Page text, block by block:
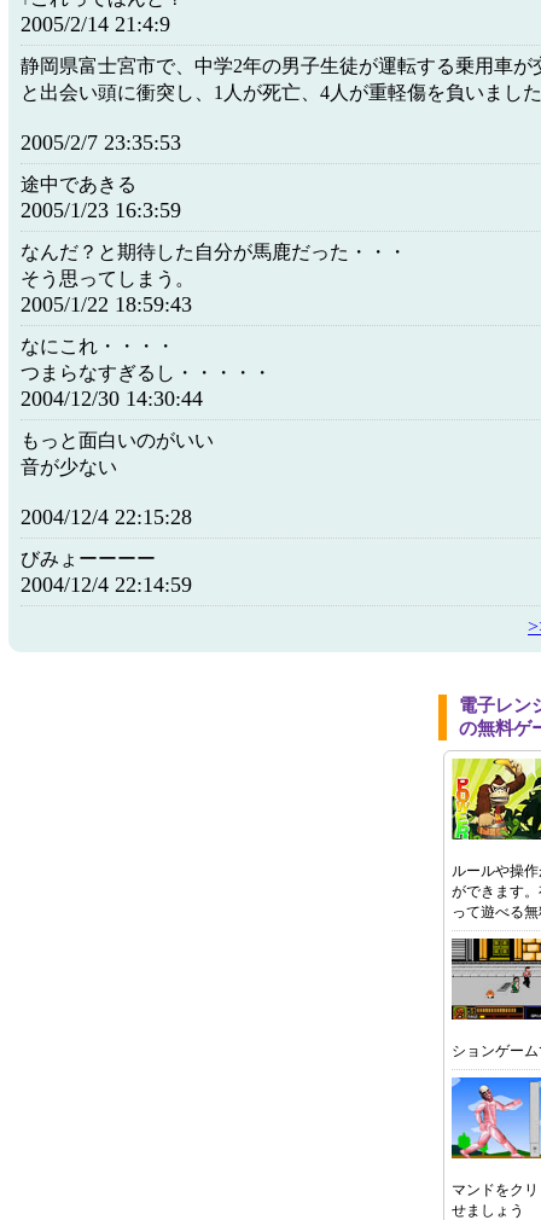
2005/2/14 21:4:9
静岡県富士宮市で、中学2年の男子生徒が運転する乗用車が
と出会い頭に衝突し、1人が死亡、4人が重軽傷を負いまし
2005/2/7 23:35:53
途中であきる
2005/1/23 16:3:59
なんだ？と期待した自分が馬鹿だった・・・
そう思ってしまう。
2005/1/22 18:59:43
なにこれ・・・・
つまらなすぎるし・・・・・
2004/12/30 14:30:44
もっと面白いのがいい
音が少ない
2004/12/4 22:15:28
びみょーーーー
2004/12/4 22:14:59
電子レン
の無料ゲ
ルールや操
ができます
って遊べる
ションゲー
マンドをク
せましょう